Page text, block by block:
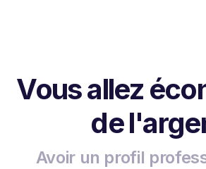
Vous allez
de
Avoir un profil